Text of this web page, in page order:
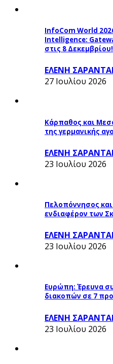
InfoCom World
Intelligence:
στις 8 Δεκεμβρίου!
ΕΛΕΝΗ
27 Ιουλίου 2026
Κάρπαθος και
της γερμανικής
ΕΛΕΝΗ
23 Ιουλίου 2026
Πελοπόννησος
ενδιαφέρον των
ΕΛΕΝΗ
23 Ιουλίου 2026
Ευρώπη: Έρευνα
διακοπών σε 7
ΕΛΕΝΗ
23 Ιουλίου 2026